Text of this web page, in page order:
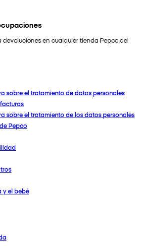
devoluciones en cualquier tienda Pepco del
sobre el tratamiento de datos personales
sobre el tratamiento de los datos personales
Pepco
y el bebé